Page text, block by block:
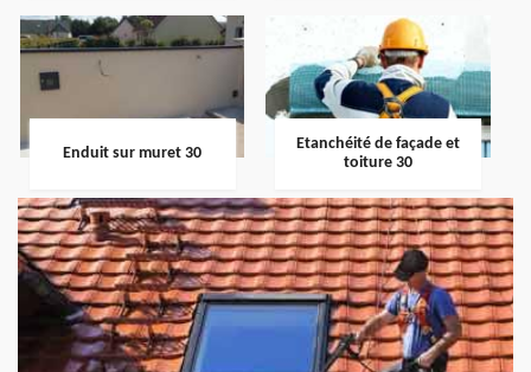
Enduit sur muret 30
Etanchéité de façade et
toiture 30